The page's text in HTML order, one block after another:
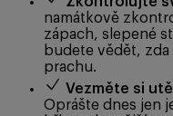
namátkově
zápach, slepené
budete vědět,
prachu.
Vezměte si
Oprášte dnes jen